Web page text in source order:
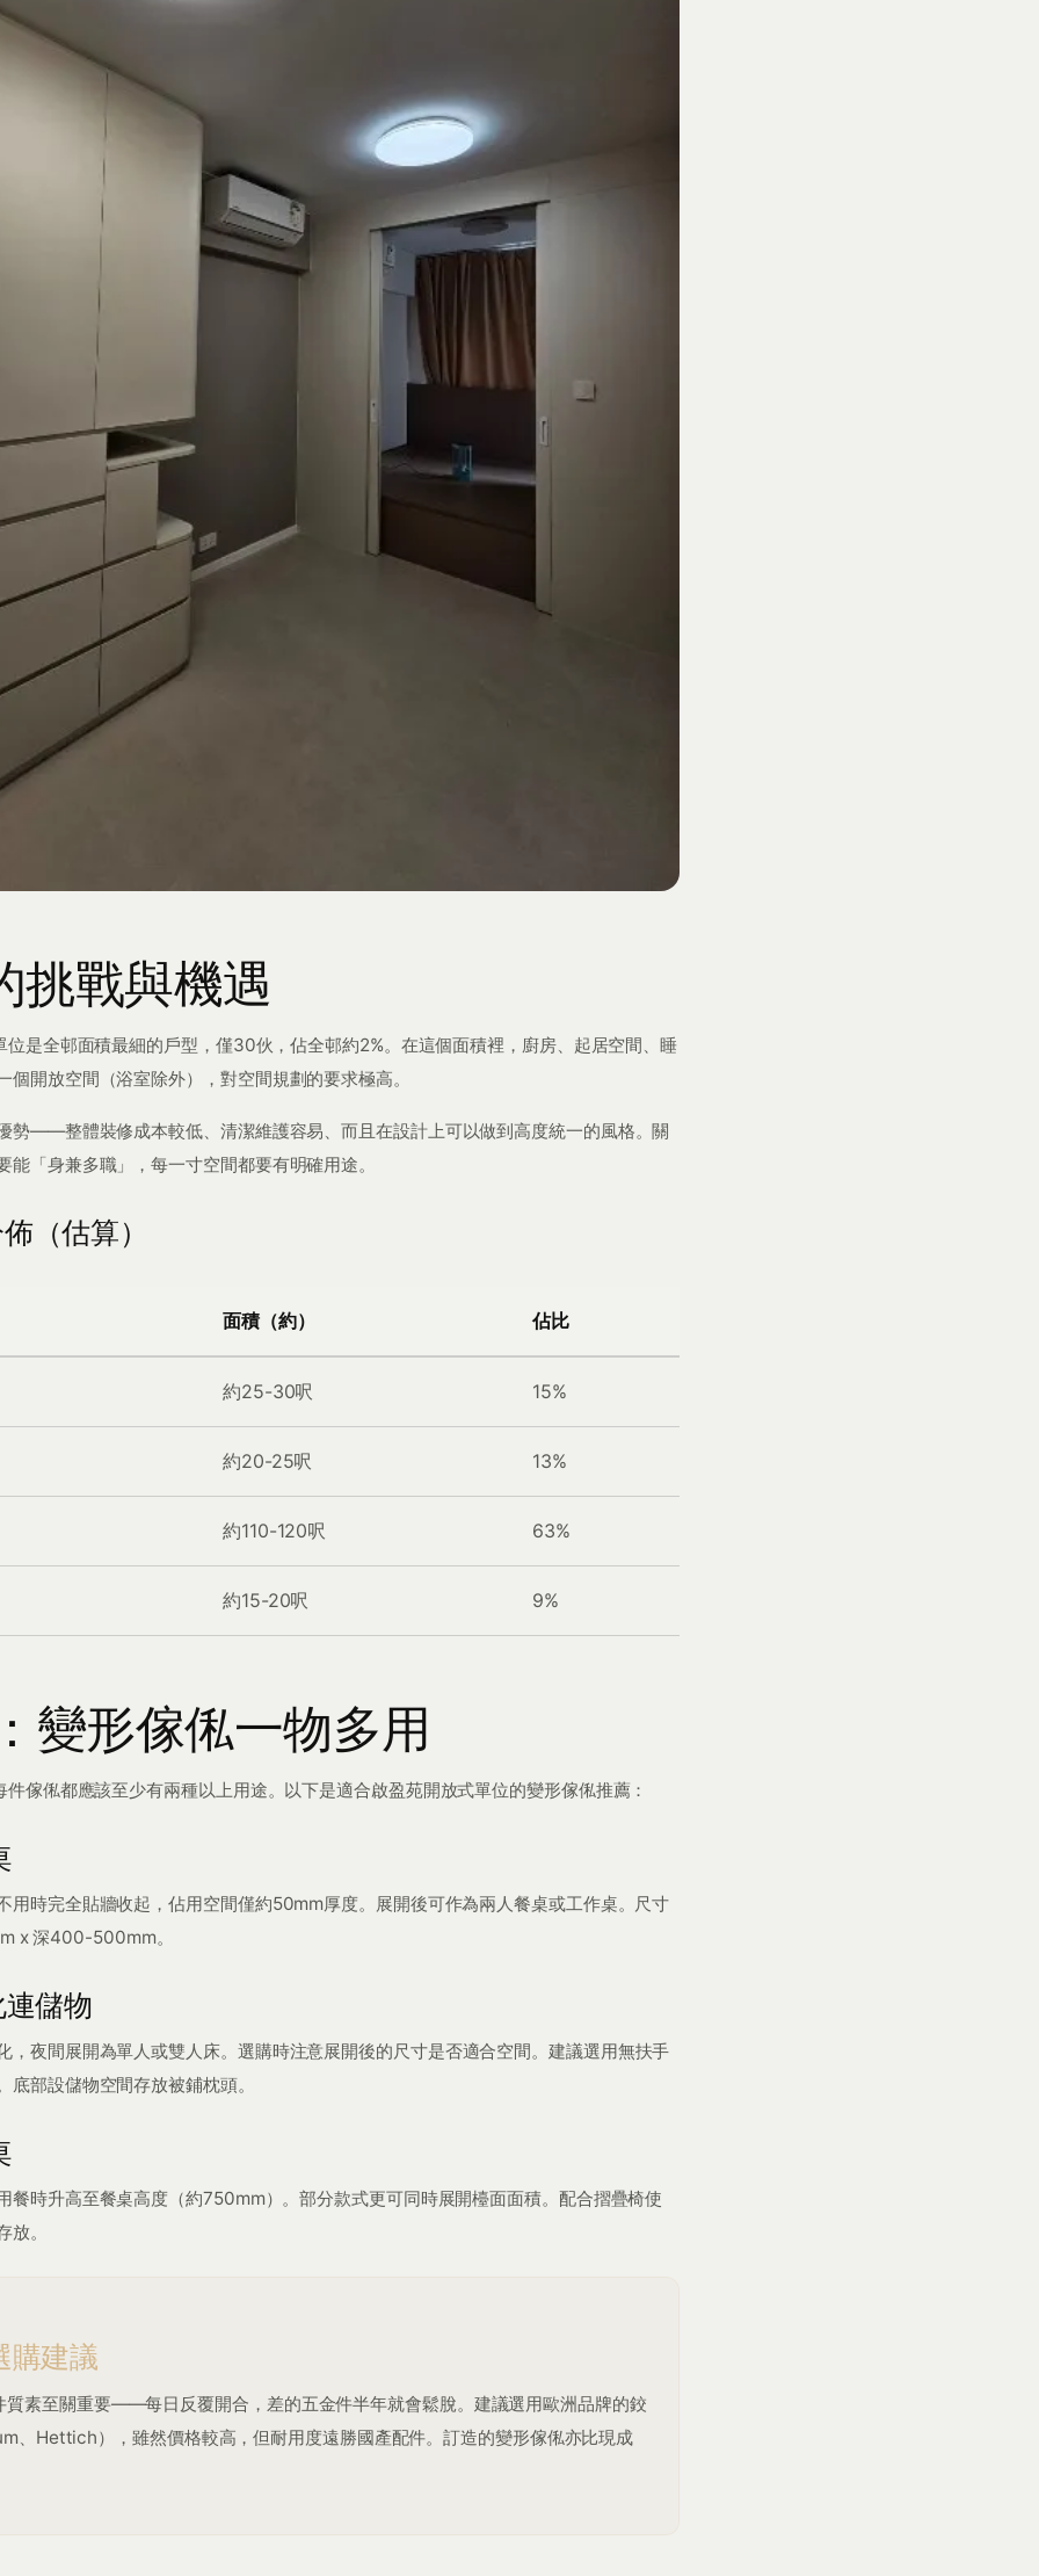
挑戰與機遇
位是全邨面積最細的戶型，僅30伙，佔全邨約2%。在這個面積裡，廚房、起居空間、睡
個開放空間（浴室除外），對空間規劃的要求極高。
勢——整體裝修成本較低、清潔維護容易、而且在設計上可以做到高度統一的風格。關
能「身兼多職」，每一寸空間都要有明確用途。
（估算）
面積（約） 佔比
約25-30呎 15%
約20-25呎 13%
約110-120呎 63%
約15-20呎 9%
變形傢俬一物多用
傢俬都應該至少有兩種以上用途。以下是適合啟盈苑開放式單位的變形傢俬推薦：
用時完全貼牆收起，佔用空間僅約50mm厚度。展開後可作為兩人餐桌或工作桌。尺寸
x 深400-500mm。
儲物
，夜間展開為單人或雙人床。選購時注意展開後的尺寸是否適合空間。建議選用無扶手
底部設儲物空間存放被鋪枕頭。
餐時升高至餐桌高度（約750mm）。部分款式更可同時展開檯面面積。配合摺疊椅使
。
購建議
質素至關重要——每日反覆開合，差的五金件半年就會鬆脫。建議選用歐洲品牌的鉸
、Hettich），雖然價格較高，但耐用度遠勝國產配件。訂造的變形傢俬亦比現成